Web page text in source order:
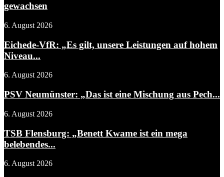
gewachsen
6. August 2026
Eichede-VfR: „Es gilt, unsere Leistungen auf hohem
Niveau...
6. August 2026
PSV Neumünster: „Das ist eine Mischung aus Pech...
6. August 2026
TSB Flensburg: „Benett Kwame ist ein mega
belebendes...
6. August 2026